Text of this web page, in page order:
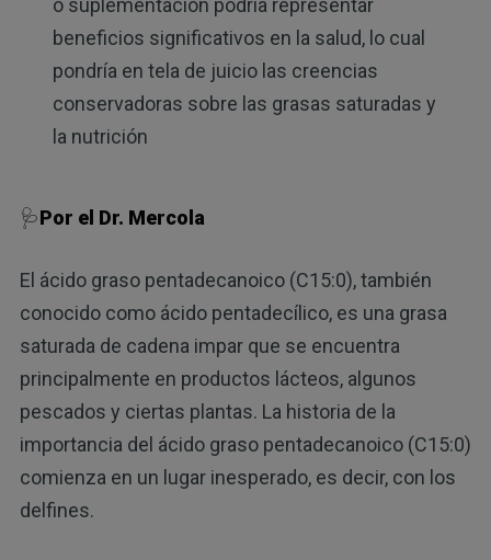
o suplementación podría representar
beneficios significativos en la salud, lo cual
pondría en tela de juicio las creencias
conservadoras sobre las grasas saturadas y
la nutrición
🩺Por el Dr. Mercola
El ácido graso pentadecanoico (C15:0), también
conocido como ácido pentadecílico, es una grasa
saturada de cadena impar que se encuentra
principalmente en productos lácteos, algunos
pescados y ciertas plantas. La historia de la
importancia del ácido graso pentadecanoico (C15:0)
comienza en un lugar inesperado, es decir, con los
delfines.